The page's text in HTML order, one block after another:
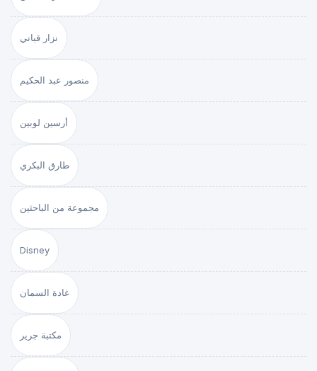
نزار قباني
منصور عبد الحكيم
أرسين لوبين
طارق البكري
مجموعة من الباحثين
Disney
غادة السمان
مكتبة جرير